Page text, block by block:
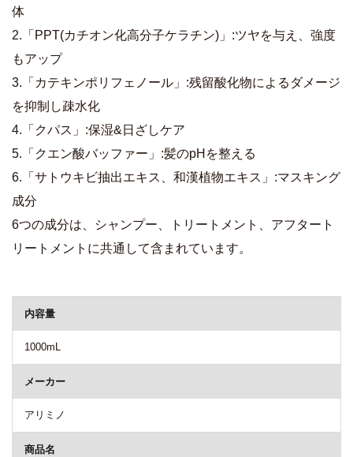
体
2.「PPT(カチオン化高分子ケラチン)」:ツヤを与え、強度
もアップ
3.「カテキンポリフェノール」:残留酸化物によるダメージ
を抑制し疎水化
4.「クパス」:保湿&日ざしケア
5.「クエン酸バッファー」:髪のpHを整える
6.「サトウキビ抽出エキス、和漢植物エキス」:マスキング
成分
6つの成分は、シャンプー、トリートメント、アフタート
リートメントに共通して含まれています。
内容量
1000mL
メーカー
アリミノ
商品名